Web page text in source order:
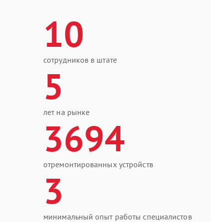
10
сотрудников в штате
5
лет на рынке
3694
отремонтированных устройств
3
минимальный опыт работы специалистов